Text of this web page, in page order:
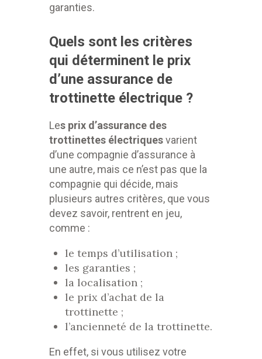
garanties.
Quels sont les critères
qui déterminent le prix
d’une assurance de
trottinette électrique ?
Les prix d’assurance des
trottinettes électriquesvarient
d’une compagnie d’assurance à
une autre, mais ce n’est pas que la
compagnie qui décide, mais
plusieurs autres critères, que vous
devez savoir, rentrent en jeu,
comme :
le temps d’utilisation ;
les garanties ;
la localisation ;
le prix d’achat de la
trottinette ;
l’ancienneté de la trottinette.
En effet, si vous utilisez votre